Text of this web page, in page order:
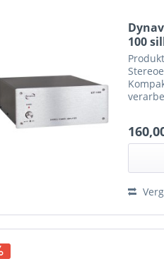
100
5mm